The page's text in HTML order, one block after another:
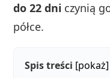
do 22 dni czynią
półce.
Spis treści [pokaż]